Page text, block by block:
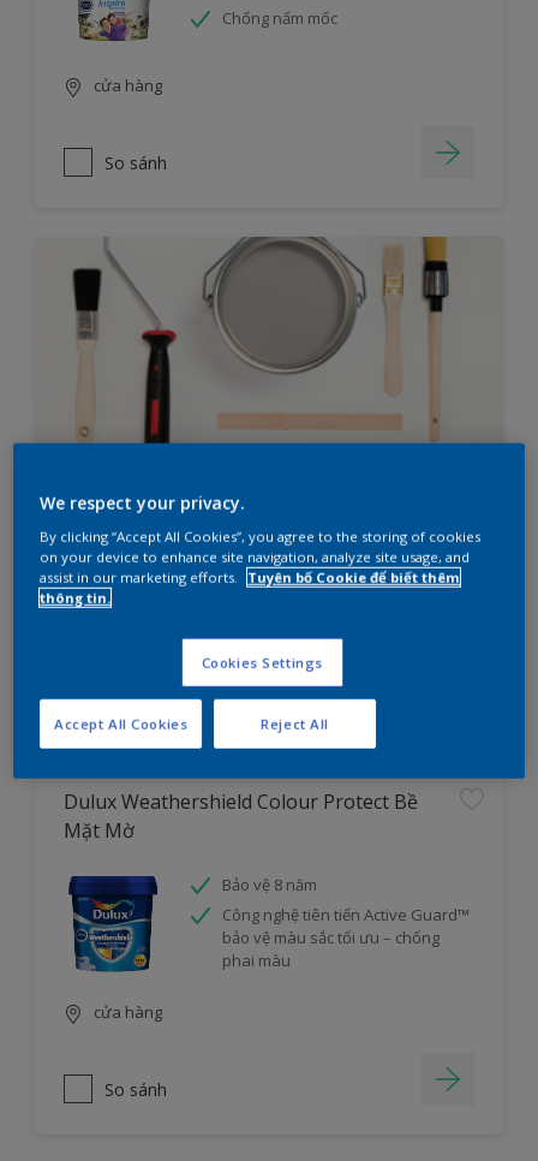
Chống nấm mốc
cửa hàng
So sánh
Bạn đang cần lên kế hoạch sơn
nhà?
Thử ngay công cụ tìm sản phẩm cho dự án
Tìm hiểu ngay
Dulux Weathershield Colour Protect Bề
Mặt Mờ
Bảo vệ 8 năm
Công nghệ tiên tiến Active Guard™
bảo vệ màu sắc tối ưu – chống
phai màu
cửa hàng
So sánh
We respect your privacy.
By clicking “Accept All Cookies”, you agree to the storing of cookies
on your device to enhance site navigation, analyze site usage, and
assist in our marketing efforts.
Tuyên bố Cookie để biết thêm
thông tin.
Cookies Settings
Reject All
Accept All Cookies